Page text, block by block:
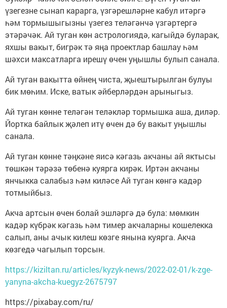
үзегезне сынап карарга, үзгәрешләрне кабул итәргә
һәм тормышыгызны үзегез теләгәнчә үзгәртергә
этәрәчәк. Ай туган көн астрологиядә, кагыйдә буларак,
яхшы вакыт, бигрәк тә яңа проектлар башлау һәм
шәхси максатларга ирешү өчен уңышлы булып санала.
Ай туган вакытта өйнең чиста, җыештырылган булуы
бик мөһим. Иске, ватык әйберләрдән арыныгыз.
Ай туган көнне теләгән теләкләр тормышка аша, диләр.
Йортка байлык җәлеп итү өчен дә бу вакыт уңышлы
санала.
Ай туган көнне тәңкәне яисә кәгазь акчаны ай яктысы
төшкән тәрәзә төбенә куярга кирәк. Иртән акчаны
янчыкка салабыз һәм киләсе Ай туган көнгә кадәр
тотмыйбыз.
Акча артсын өчен болай эшләргә дә була: мөмкин
кадәр күбрәк кәгазь һәм тимер акчаларны кошелекка
салып, аны ачык килеш көзге янына куярга. Акча
көзгедә чагылып торсын.
https://kiziltan.ru/articles/kyzyk-news/2022-02-01/k-zge-
yanyna-akcha-kuegyz-2675797
https://pixabay.com/ru/